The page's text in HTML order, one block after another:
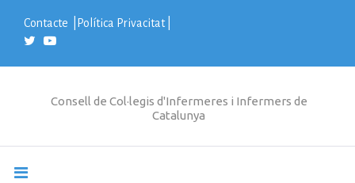
t
Contacte Política Privacitat|
Consell de Col·legis d'Infermeres i Infermers de
Catalunya